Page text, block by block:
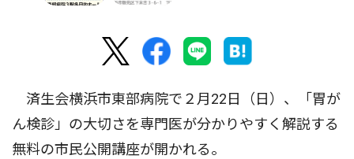
済生会横浜市東部病院で２月22日（日）、「胃が
ん検診」の大切さを専門医が分かりやすく解説する
無料の市民公開講座が開かれる。